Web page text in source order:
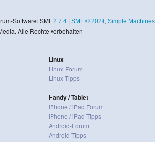
Software: SMF 2.7.4| SMF © 2024, Simple Machines
Alle Rechte vorbehalten
Linux
Linux-Forum
Linux-Tipps
Handy / Tablet
iPhone / iPad Forum
iPhone / iPad Tipps
Android-Forum
Android-Tipps